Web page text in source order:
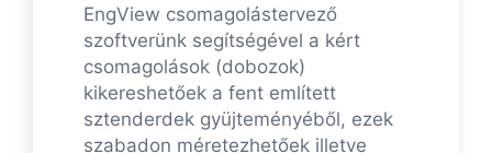
EngView csomagolástervező
szoftverünk segítségével a kért
csomagolások (dobozok)
kikereshetőek a fent említett
sztenderdek gyüjteményéből, ezek
szabadon méretezhetőek illetve